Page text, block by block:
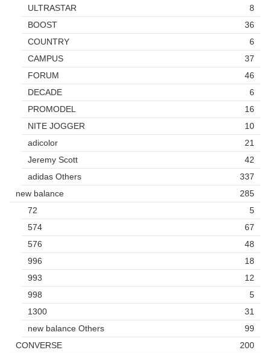
ULTRASTAR
8
BOOST
36
COUNTRY
6
CAMPUS
37
FORUM
46
DECADE
6
PROMODEL
16
NITE JOGGER
10
adicolor
21
Jeremy Scott
42
adidas Others
337
new balance
285
72
5
574
67
576
48
996
18
993
12
998
5
1300
31
new balance Others
99
CONVERSE
200